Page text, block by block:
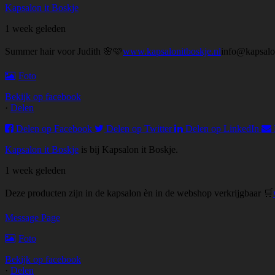
Kapsalon it Boskje
1 week geleden
Summer hair voor Judith 🌸🩷www.kapsalonitboskje.nl
Foto
Bekijk op facebook
· Delen
Delen op Facebook
Delen op Twitter Delen op LinkedIn
Kapsalon it Boskje is bij Kapsalon it Boskje.
1 week geleden
Deze producten zijn in de kapsalon èn in de webshop verkrijgbaar 🛒
Message Page
Foto
Bekijk op facebook
· Delen